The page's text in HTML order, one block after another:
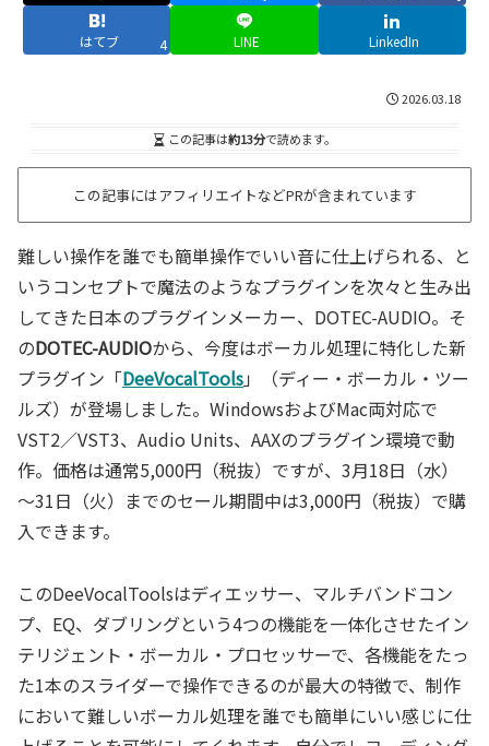
はてブ 4 LINE LinkedIn
2026.03.18
この記事は約13分で読めます。
この記事にはアフィリエイトなどPRが含まれています
難しい操作を誰でも簡単操作でいい音に仕上げられる、と
いうコンセプトで魔法のようなプラグインを次々と生み出
してきた日本のプラグインメーカー、DOTEC-AUDIO。そ
のDOTEC-AUDIOから、今度はボーカル処理に特化した新
プラグイン「DeeVocalTools」（ディー・ボーカル・ツー
ルズ）が登場しました。WindowsおよびMac両対応で
VST2／VST3、Audio Units、AAXのプラグイン環境で動
作。価格は通常5,000円（税抜）ですが、3月18日（水）
～31日（火）までのセール期間中は3,000円（税抜）で購
入できます。
このDeeVocalToolsはディエッサー、マルチバンドコン
プ、EQ、ダブリングという4つの機能を一体化させたイン
テリジェント・ボーカル・プロセッサーで、各機能をたっ
た1本のスライダーで操作できるのが最大の特徴で、制作
において難しいボーカル処理を誰でも簡単にいい感じに仕